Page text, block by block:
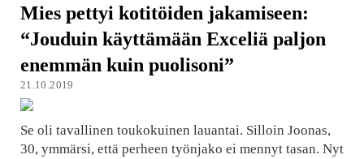
Mies pettyi kotitöiden jakamiseen:
“Jouduin käyttämään Exceliä paljon
enemmän kuin puolisoni”
21.10.2019
Se oli tavallinen toukokuinen lauantai. Silloin Joonas,
30, ymmärsi, että perheen työnjako ei mennyt tasan. Nyt